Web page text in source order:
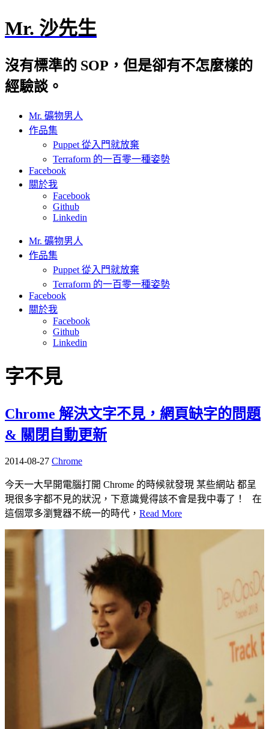
Mr. 沙先生
沒有標準的 SOP，但是卻有不怎麼樣的
經驗談。
Mr. 礦物男人
作品集
Puppet 從入門就放棄
Terraform 的一百零一種姿勢
Facebook
關於我
Facebook
Github
Linkedin
Mr. 礦物男人
作品集
Puppet 從入門就放棄
Terraform 的一百零一種姿勢
Facebook
關於我
Facebook
Github
Linkedin
字不見
Chrome 解決文字不見，網頁缺字的問題
& 關閉自動更新
2014-08-27 Chrome
今天一大早開電腦打開 Chrome 的時候就發現 某些網站 都呈
現很多字都不見的狀況，下意識覺得該不會是我中毒了！ 在
這個眾多瀏覽器不統一的時代， Read More